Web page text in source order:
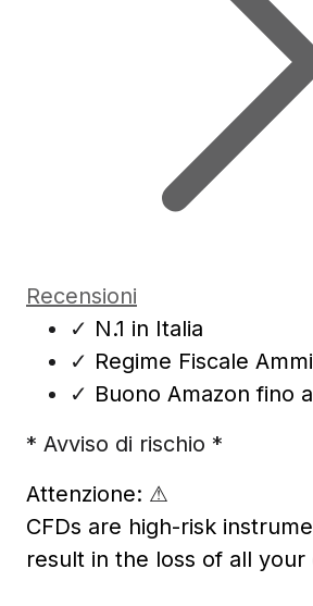
Recensioni
✓ N.1 in Italia
✓ Regime Fiscale
✓ Buono Amazon fino
* Avviso di rischio *
Attenzione: ⚠
CFDs are high-risk
result in the loss of all your